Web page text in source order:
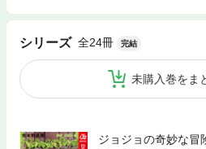
シリーズ 全24冊 完結
未購入巻をま
ジョジョの奇妙な冒